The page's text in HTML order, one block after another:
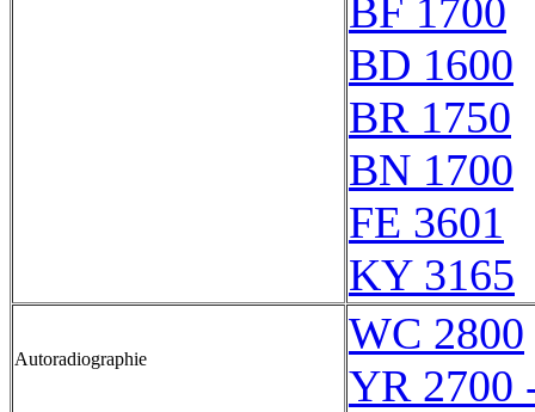
BF 1700
BD 1600
BR 1750
BN 1700
FE 3601
KY 3165
Autoradiographie
WC 2800
YR 2700